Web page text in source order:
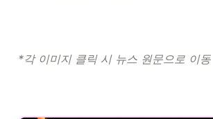
*각 이미지 클릭 시 뉴스 원문으로 이동